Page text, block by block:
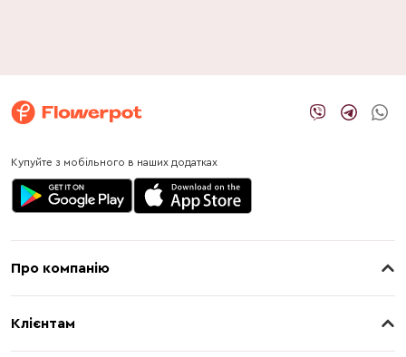
Купуйте з мобільного в наших додатках
Про компанію
Клієнтам